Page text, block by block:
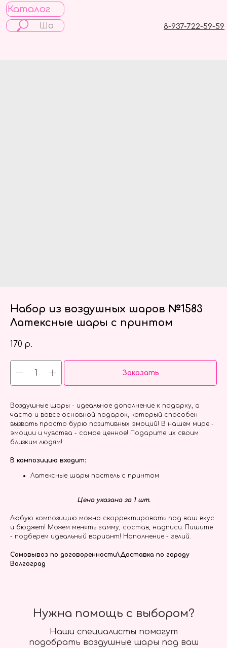
Каталог
8-937-722-59-59
Набор из воздушных шаров №1583
Латексные шары с принтом
170 р.
Заказать
Воздушные шары - идеальное дополнение к подарку, а
часто и вовсе основной подарок, который способен
вызвать просто бурю позитивных эмоций! В нашем мире -
эмоции и чувства - самое ценное! Подарите их своим
близким людям!
В композицию входит:
Латексные шары пастель с принтом
Цена указана за 1 шт.
Любую композицию можно скорректировать под ваш вкус
и бюджет! Можем менять гамму, состав, надписи. Пишите
- подберем идеальный вариант! Наполнение - гелий.
Самовывоз по договоренности\Доставка по городу
Волгоград
Наши специалисты помогут
подобрать воздушные шары под ваш
Нужна помощь с выбором?